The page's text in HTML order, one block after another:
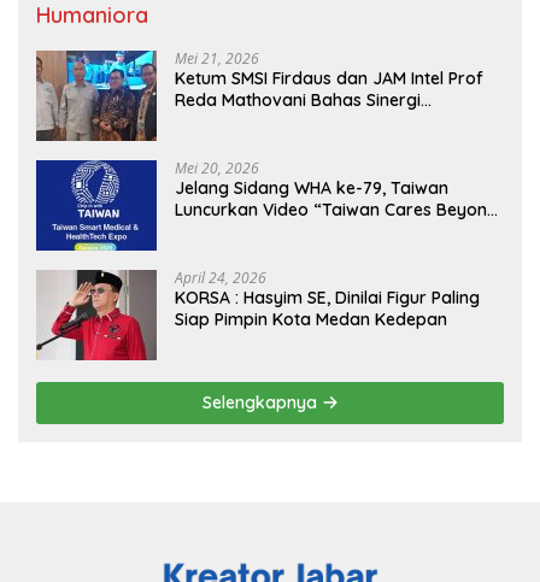
Humaniora
Mei 21, 2026
Ketum SMSI Firdaus dan JAM Intel Prof
Reda Mathovani Bahas Sinergi
MBG, Perkuat Pengawasan Program
Pemerintah
Mei 20, 2026
Jelang Sidang WHA ke-79, Taiwan
Luncurkan Video “Taiwan Cares Beyond
April 24, 2026
KORSA : Hasyim SE, Dinilai Figur Paling
Siap Pimpin Kota Medan Kedepan
Selengkapnya